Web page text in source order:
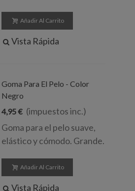
Añadir Al Carrito
Vista Rápida
Goma Para El Pelo - Color
Negro
4,95 € (impuestos inc.)
Goma para el pelo suave,
elástico y cómodo. Grande.
Añadir Al Carrito
Vista Rápida